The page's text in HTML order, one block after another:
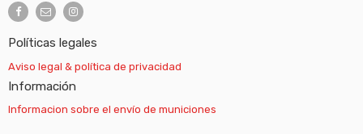
Políticas legales
Aviso legal & política de privacidad
Información
Informacion sobre el envío de municiones